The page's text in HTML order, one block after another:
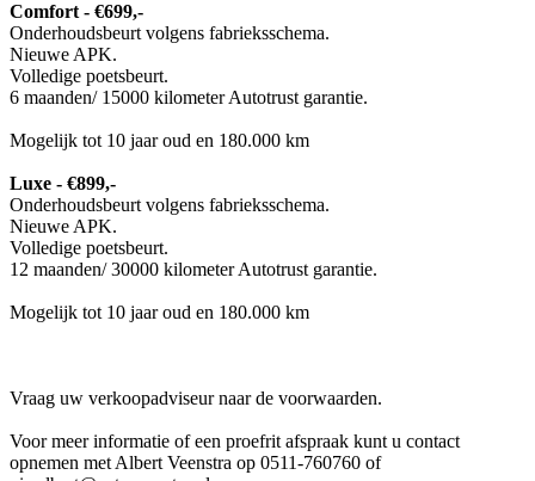
Comfort - €699,-
Onderhoudsbeurt volgens fabrieksschema.
Nieuwe APK.
Volledige poetsbeurt.
6 maanden/ 15000 kilometer Autotrust garantie.
Mogelijk tot 10 jaar oud en 180.000 km
Luxe - €899,-
Onderhoudsbeurt volgens fabrieksschema.
Nieuwe APK.
Volledige poetsbeurt.
12 maanden/ 30000 kilometer Autotrust garantie.
Mogelijk tot 10 jaar oud en 180.000 km
Vraag uw verkoopadviseur naar de voorwaarden.
Voor meer informatie of een proefrit afspraak kunt u contact
opnemen met Albert Veenstra op 0511-760760 of